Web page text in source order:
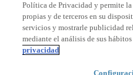
Acreditaciones
Política de Privacidad y permite
propias y de terceros en su
servicios y mostrarle publicidad
mediante el análisis de sus
privacidad